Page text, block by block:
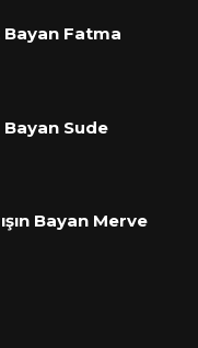
Fatma
Sude
Bayan Merve